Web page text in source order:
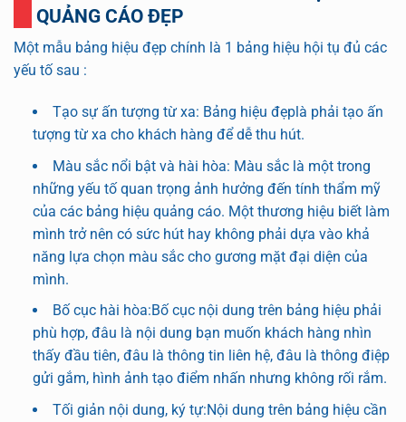
QUẢNG CÁO ĐẸP
Một mẫu bảng hiệu đẹp chính là 1 bảng hiệu hội tụ đủ các
yếu tố sau :
Tạo sự ấn tượng từ xa: Bảng hiệu đẹplà phải tạo ấn
tượng từ xa cho khách hàng để dễ thu hút.
Màu sắc nổi bật và hài hòa: Màu sắc là một trong
những yếu tố quan trọng ảnh hưởng đến tính thẩm mỹ
của các bảng hiệu quảng cáo. Một thương hiệu biết làm
mình trở nên có sức hút hay không phải dựa vào khả
năng lựa chọn màu sắc cho gương mặt đại diện của
mình.
Bố cục hài hòa:Bố cục nội dung trên bảng hiệu phải
phù hợp, đâu là nội dung bạn muốn khách hàng nhìn
thấy đầu tiên, đâu là thông tin liên hệ, đâu là thông điệp
gửi gắm, hình ảnh tạo điểm nhấn nhưng không rối rắm.
Tối giản nội dung, ký tự:Nội dung trên bảng hiệu cần